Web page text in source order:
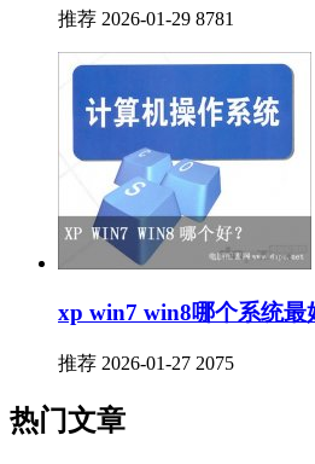
推荐 2026-01-29 8781
xp win7 win8哪个系统最
推荐 2026-01-27 2075
热门文章